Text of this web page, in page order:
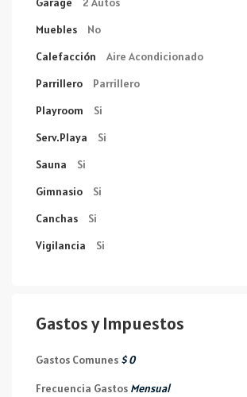
Muebles
No
Calefacción
Aire Acondicionado
Parrillero
Parrillero
Playroom
Si
Serv.Playa
Si
Sauna
Si
Gimnasio
Si
Canchas
Si
Vigilancia
Si
Gastos y Impuestos
Gastos Comunes $ 0
Frecuencia Gastos Mensual